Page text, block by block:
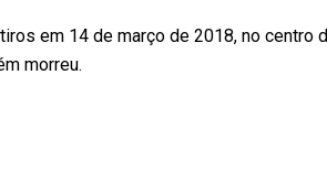
em 14 de março de 2018, no centro
morreu.